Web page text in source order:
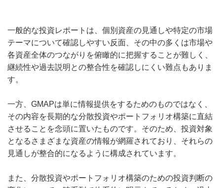
一般的な投資レポートは、個別資産の見通しや特定の市場
テーマについて確認しやすい反面、その中の多くは市場や
各資産全体のつながりを俯瞰的に把握することが難しく、
継続性や過去説明との整合性を確認しにくい難点もありま
す。
一方、GMAPは単に情報提供をするためのものではなく、
その内容を長期的な分散投資やポートフォリオ構築に直結
させることを念頭に置いたものです。そのため、投資対象
となるさまざまな資産の情報が網羅されており、それらの
見通しが整合的になるように構成されています。
また、分散投資やポートフォリオ構築のための投資判断の